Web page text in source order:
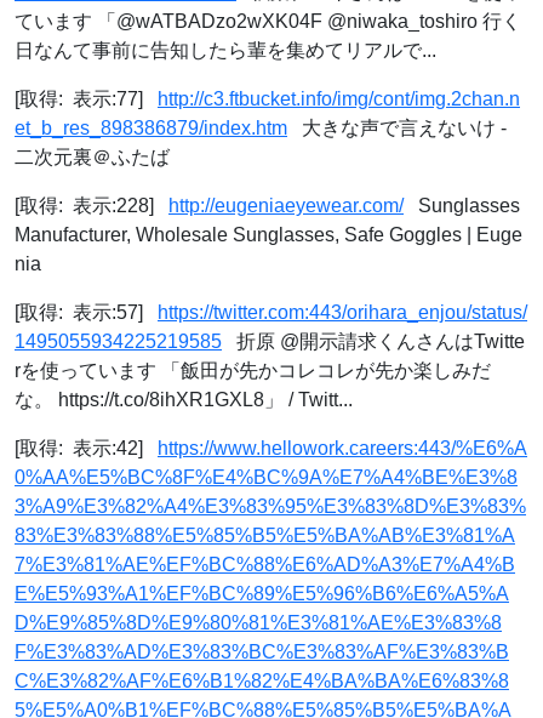
ています 「@wATBADzo2wXK04F @niwaka_toshiro 行く
日なんて事前に告知したら輩を集めてリアルで...
[取得: 表示:77]
http://c3.ftbucket.info/img/cont/img.2chan.n
et_b_res_898386879/index.htm 大きな声で言えないけ -
二次元裏＠ふたば
[取得: 表示:228] http://eugeniaeyewear.com/Sunglasses
Manufacturer, Wholesale Sunglasses, Safe Goggles | Euge
nia
[取得: 表示:57]
https://twitter.com:443/orihara_enjou/status/
1495055934225219585 折原 @開示請求くんさんはTwitte
rを使っています 「飯田が先かコレコレが先か楽しみだ
な。 https://t.co/8ihXR1GXL8」 / Twitt...
[取得: 表示:42]
https://www.hellowork.careers:443/%E6%A
0%AA%E5%BC%8F%E4%BC%9A%E7%A4%BE%E3%8
3%A9%E3%82%A4%E3%83%95%E3%83%8D%E3%83%
83%E3%83%88%E5%85%B5%E5%BA%AB%E3%81%A
7%E3%81%AE%EF%BC%88%E6%AD%A3%E7%A4%B
E%E5%93%A1%EF%BC%89%E5%96%B6%E6%A5%A
D%E9%85%8D%E9%80%81%E3%81%AE%E3%83%8
F%E3%83%AD%E3%83%BC%E3%83%AF%E3%83%B
C%E3%82%AF%E6%B1%82%E4%BA%BA%E6%83%8
5%E5%A0%B1%EF%BC%88%E5%85%B5%E5%BA%A